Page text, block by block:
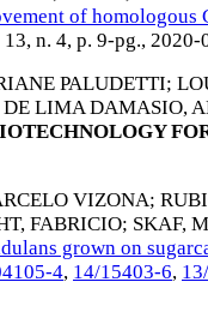
of homologous
13, n. 4, p. 9-pg., 2020-
PALUDETTI;
DE LIMA DAMASIO,
VIZONA;
FABRICIO; SKAF,
grown on
4, 14/15403-6,